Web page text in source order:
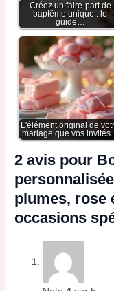
Créez un faire-part de
baptême unique : le
guide…
L'élément original de
mariage que vos
2 avis pour
plumes, rose
occasions